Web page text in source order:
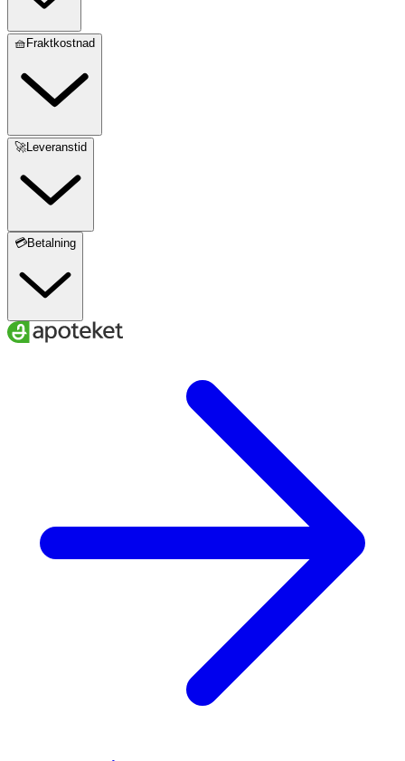
🧺Fraktkostnad
🚀Leveranstid
💳Betalning